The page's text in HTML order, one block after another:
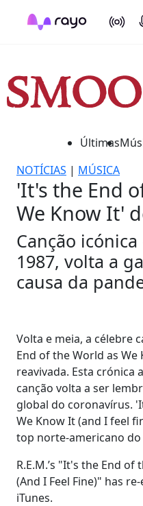
On Air
Últimas
NOTÍCIAS | MÚSICA
'It's the End
We Know It'
Canção
1987, volta a
causa da
Volta e meia, a célebre
End of the World as
reavivada. Esta crónica
canção volta a ser
global do coronavírus.
We Know It (and I feel
top norte-americano do
R.E.M.’s "It's the End
(And I Feel Fine)" has
iTunes.